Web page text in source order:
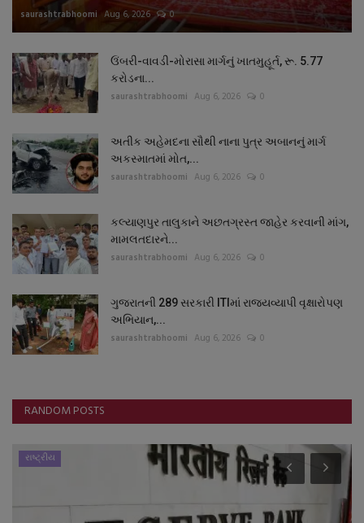
saurashtrabhoomi Aug 6, 2026 0
ઉંબરી-વાવડી-મોરાસા માર્ગનું ખાતમુહૂર્ત, રૂ. 5.77
કરોડના...
saurashtrabhoomi Aug 6, 2026 0
અતીક અહેમદના સૌથી નાના પુત્ર અબાનનું માર્ગ
અકસ્માતમાં મોત,...
saurashtrabhoomi Aug 6, 2026 0
કલ્યાણપુર તાલુકાને અછતગ્રસ્ત જાહેર કરવાની માંગ,
મામલતદારને...
saurashtrabhoomi Aug 6, 2026 0
ગુજરાતની 289 સરકારી ITIમાં રાજ્યવ્યાપી વૃક્ષારોપણ
અભિયાન,...
saurashtrabhoomi Aug 6, 2026 0
RANDOM POSTS
રાષ્ટ્રીય